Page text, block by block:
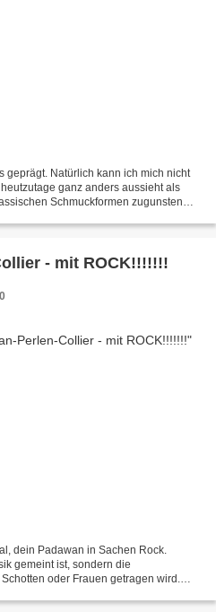
geprägt. Natürlich kann ich mich nicht
ganz anders aussieht als
Schmuckformen zugunsten
- mit ROCK!!!!!!!
dein Padawan in Sachen Rock.
gemeint ist, sondern die
oder Frauen getragen wird.